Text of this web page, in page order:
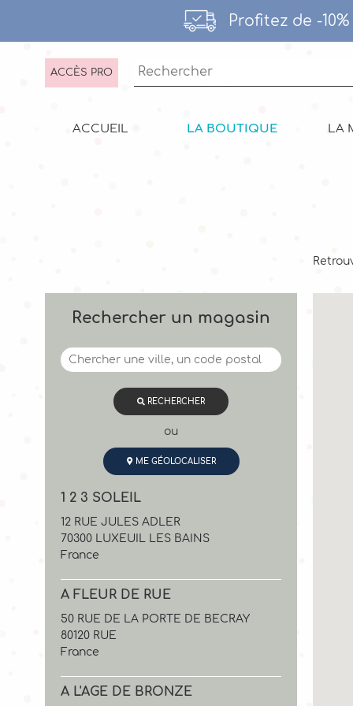
Profitez de -
ACCÈS PRO
ACCUEIL LA BOUTIQUE LA
Rechercher un magasin
RECHERCHER
ou
ME GÉOLOCALISER
1 2 3 SOLEIL
12 RUE JULES ADLER
70300 LUXEUIL LES BAINS
France
A FLEUR DE RUE
50 RUE DE LA PORTE DE BECRAY
80120 RUE
France
A L'AGE DE BRONZE